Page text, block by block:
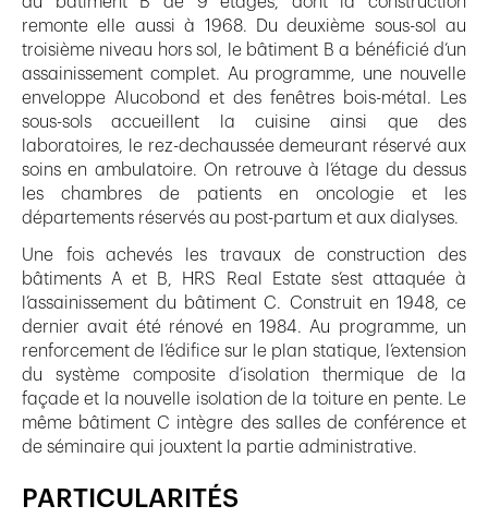
remonte elle aussi à 1968. Du deuxième sous-sol au
troisième niveau hors sol, le bâtiment B a bénéficié d’un
assainissement complet. Au programme, une nouvelle
enveloppe Alucobond et des fenêtres bois-métal. Les
sous-sols accueillent la cuisine ainsi que des
laboratoires, le rez-dechaussée demeurant réservé aux
soins en ambulatoire. On retrouve à l’étage du dessus
les chambres de patients en oncologie et les
départements réservés au post-partum et aux dialyses.
Une fois achevés les travaux de construction des
bâtiments A et B, HRS Real Estate s’est attaquée à
l’assainissement du bâtiment C. Construit en 1948, ce
dernier avait été rénové en 1984. Au programme, un
renforcement de l’édifice sur le plan statique, l’extension
du système composite d’isolation thermique de la
façade et la nouvelle isolation de la toiture en pente. Le
même bâtiment C intègre des salles de conférence et
de séminaire qui jouxtent la partie administrative.
PARTICULARITÉS